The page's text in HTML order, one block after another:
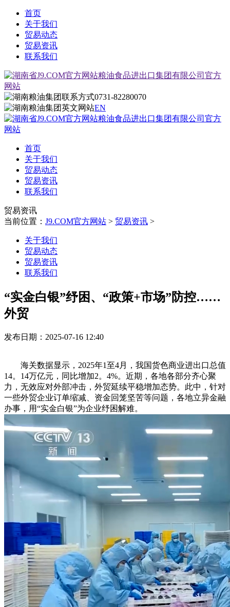
首页
关于我们
贸易动态
贸易资讯
联系我们
0731-82280070
EN
首页
关于我们
贸易动态
贸易资讯
联系我们
贸易资讯
当前位置： J9.COM官方网站 > 贸易资讯 >
关于我们
贸易动态
贸易资讯
联系我们
“实金白银”纾困、“政策+市场”防控……
外贸
发布日期：2025-07-16 12:40
海关数据显示，2025年1至4月，我国货色商业进出口总值
14。14万亿元，同比增加2。4%。近期，各地各部分齐心聚
力，无效应对外部冲击，外贸延续平稳增加态势。此中，针对
一些外贸企业订单缩减、资金回笼坚苦等问题，各地立异金融
办事，用“实金白银”为企业纾困解难。